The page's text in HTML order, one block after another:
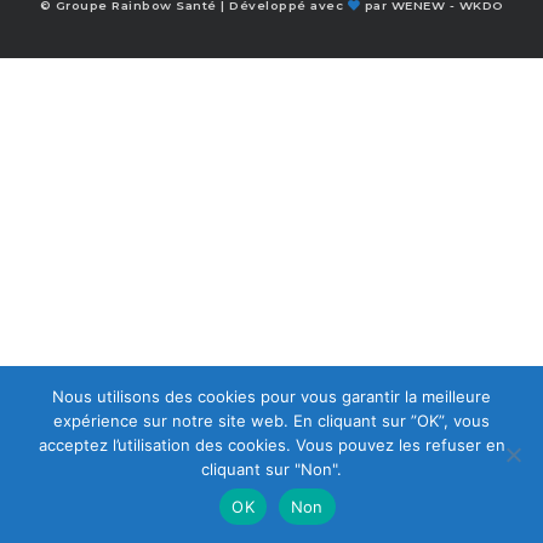
© Groupe Rainbow Santé | Développé avec par WENEW - WKDO
Nous utilisons des cookies pour vous garantir la meilleure
expérience sur notre site web. En cliquant sur ”OK”, vous
acceptez l’utilisation des cookies. Vous pouvez les refuser en
cliquant sur "Non".
OK
Non